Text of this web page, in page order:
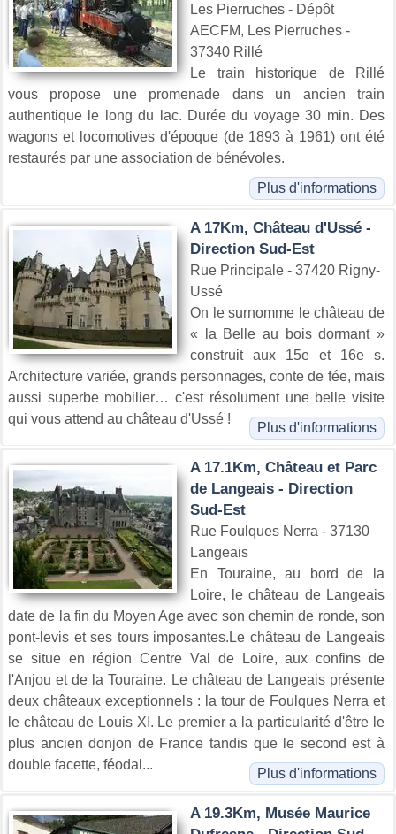
Les Pierruches - Dépôt
AECFM, Les Pierruches -
37340 Rillé
Le train historique de Rillé
vous propose une promenade dans un ancien train
authentique le long du lac. Durée du voyage 30 min. Des
wagons et locomotives d'époque (de 1893 à 1961) ont été
restaurés par une association de bénévoles.
Plus d'informations
A 17Km, Château d'Ussé -
Direction Sud-Est
Rue Principale - 37420 Rigny-
Ussé
On le surnomme le château de
« la Belle au bois dormant »
construit aux 15e et 16e s.
Architecture variée, grands personnages, conte de fée, mais
aussi superbe mobilier… c'est résolument une belle visite
qui vous attend au château d'Ussé !
Plus d'informations
A 17.1Km, Château et Parc
de Langeais - Direction
Sud-Est
Rue Foulques Nerra - 37130
Langeais
En Touraine, au bord de la
Loire, le château de Langeais
date de la fin du Moyen Age avec son chemin de ronde, son
pont-levis et ses tours imposantes.Le château de Langeais
se situe en région Centre Val de Loire, aux confins de
l'Anjou et de la Touraine. Le château de Langeais présente
deux châteaux exceptionnels : la tour de Foulques Nerra et
le château de Louis XI. Le premier a la particularité d'être le
plus ancien donjon de France tandis que le second est à
double facette, féodal...
Plus d'informations
A 19.3Km, Musée Maurice